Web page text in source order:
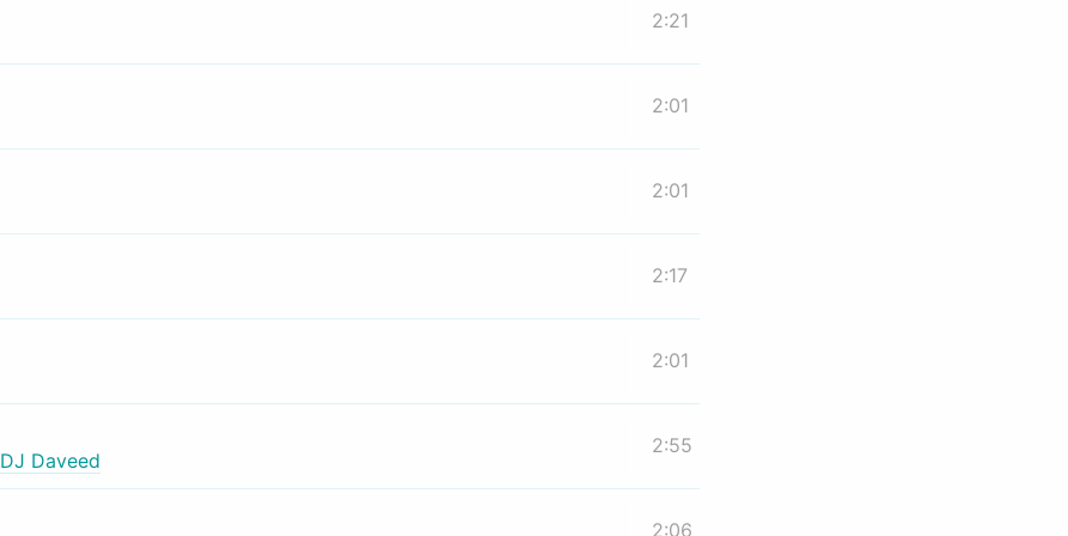
2:21
2:01
2:01
2:17
2:01
DJ Daveed
2:55
2:06